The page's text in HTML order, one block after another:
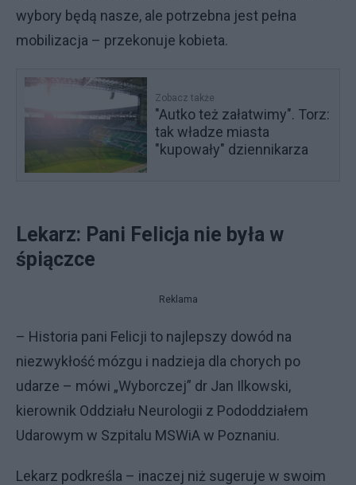
wybory będą nasze, ale potrzebna jest pełna
mobilizacja – przekonuje kobieta.
Zobacz także
"Autko też załatwimy". Torz:
tak władze miasta
"kupowały" dziennikarza
Lekarz: Pani Felicja nie była w
śpiączce
Reklama
– Historia pani Felicji to najlepszy dowód na
niezwykłość mózgu i nadzieja dla chorych po
udarze – mówi „Wyborczej” dr Jan Ilkowski,
kierownik Oddziału Neurologii z Pododdziałem
Udarowym w Szpitalu MSWiA w Poznaniu.
Lekarz podkreśla – inaczej niż sugeruje w swoim